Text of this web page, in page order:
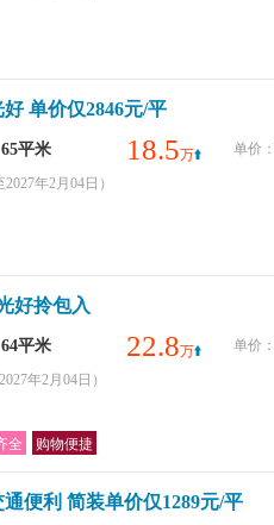
单价仅2846元/平
65平米 18.5万 单价：
年2月04日）
好拎包入
64平米 22.8万 单价：
年2月04日）
全 购物便捷
便利 简装单价仅1289元/平